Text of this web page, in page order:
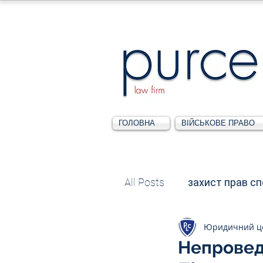
ГОЛОВНА ВІЙСЬКОВЕ ПРАВО
All Posts захист прав
Податкове Юридичний